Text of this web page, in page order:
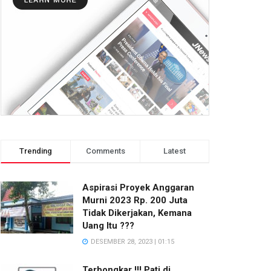
Trending Comments Latest
Aspirasi Proyek Anggaran
Murni 2023 Rp. 200 Juta
Tidak Dikerjakan, Kemana
Uang Itu ???
DESEMBER 28, 2023 | 01:15